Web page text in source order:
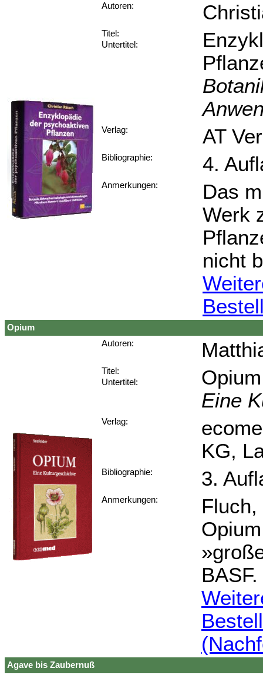
Autoren:
Titel:
Untertitel:
Verlag: AT
Bibliographie: 4.
Anmerkungen:
Das
Werk
nicht
Opium
Autoren:
Titel:
Untertitel:
Opium
Eine
Verlag:
KG,
Bibliographie: 3.
Anmerkungen:
BASF.
Agave bis Zaubernuß